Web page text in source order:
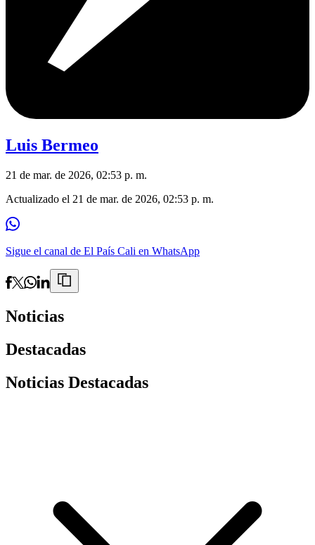
Luis Bermeo
21 de mar. de 2026, 02:53 p. m.
Actualizado el 21 de mar. de 2026, 02:53 p. m.
Sigue el canal de El País Cali en WhatsApp
Noticias
Destacadas
Noticias Destacadas